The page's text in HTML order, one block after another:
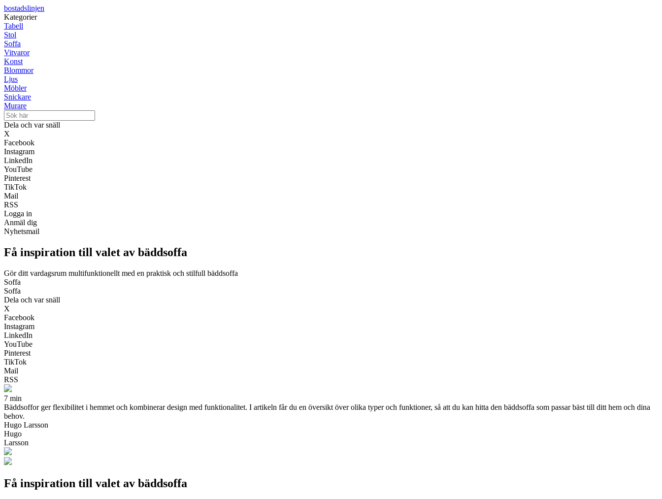
bostadslinjen
Kategorier
Tabell
Stol
Soffa
Vitvaror
Konst
Blommor
Ljus
Möbler
Snickare
Murare
Dela och var snäll
X
Facebook
Instagram
LinkedIn
YouTube
Pinterest
TikTok
Mail
RSS
Logga in
Anmäl dig
Nyhetsmail
Få inspiration till valet av bäddsoffa
Gör ditt vardagsrum multifunktionellt med en praktisk och stilfull bäddsoffa
Soffa
Soffa
Dela och var snäll
X
Facebook
Instagram
LinkedIn
YouTube
Pinterest
TikTok
Mail
RSS
7 min
Bäddsoffor ger flexibilitet i hemmet och kombinerar design med funktionalitet. I artikeln får du en översikt över olika typer och funktioner, så att du kan hitta den bäddsoffa som passar bäst till ditt hem och dina
behov.
Hugo Larsson
Hugo
Larsson
Få inspiration till valet av bäddsoffa